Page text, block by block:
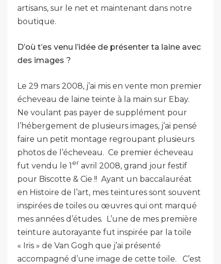
artisans, sur le net et maintenant dans notre
boutique.
D’où t’es venu l’idée de présenter ta laine avec
des images ?
Le 29 mars 2008, j’ai mis en vente mon premier
écheveau de laine teinte à la main sur Ebay.
Ne voulant pas payer de supplément pour
l’hébergement de plusieurs images, j’ai pensé
faire un petit montage regroupant plusieurs
photos de l’écheveau. Ce premier écheveau
fut vendu le 1er avril 2008, grand jour festif
pour Biscotte & Cie !! Ayant un baccalauréat
en Histoire de l’art, mes teintures sont souvent
inspirées de toiles ou œuvres qui ont marqué
mes années d’études. L’une de mes première
teinture autorayante fut inspirée par la toile
« Iris » de Van Gogh que j’ai présenté
accompagné d’une image de cette toile. C’est